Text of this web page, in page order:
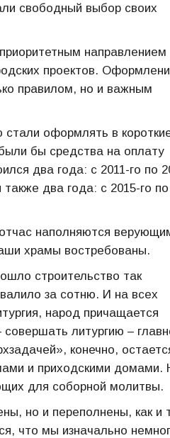
свободный выбор своих
направлением
проектов.
правилом, но и важным
оформлять в
бы средства на оплату
два года: с 2011-го по
два года: с 2015-го по
наполняются
храмы востребованы.
строительство так
за сотню. И на всех
народ причащается
литургию –
конечно,
и приходскими домами.
для соборной молитвы.
но и переполнены, как и
что мы изначально